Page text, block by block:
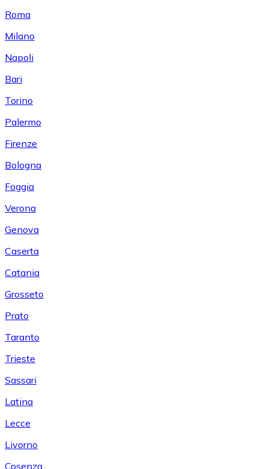
Roma
Milano
Napoli
Bari
Torino
Palermo
Firenze
Bologna
Foggia
Verona
Genova
Caserta
Catania
Grosseto
Prato
Taranto
Trieste
Sassari
Latina
Lecce
Livorno
Cosenza